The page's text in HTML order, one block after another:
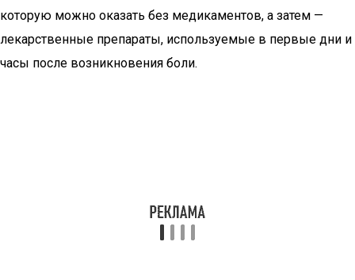
которую можно оказать без медикаментов, а затем —
лекарственные препараты, используемые в первые дни и
часы после возникновения боли.